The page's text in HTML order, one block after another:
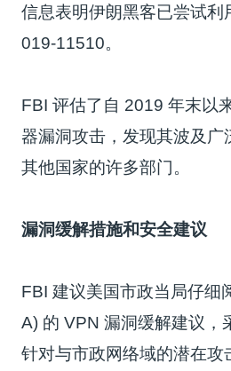
信息表明伊朗黑客已尝试利
019-11510。
FBI 评估了自 2019 年末以
器漏洞攻击，发现其波及广
其他国家的许多部门。
漏洞缓解措施和安全建议
FBI 建议美国市政当局仔细
A) 的 VPN 漏洞缓解建议，
针对与市政网络域的潜在攻